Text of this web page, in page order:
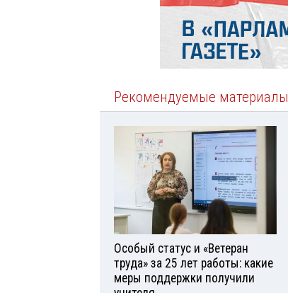
Рекомендуемые материалы
Особый статус и «Ветеран
труда» за 25 лет работы: какие
меры поддержки получили